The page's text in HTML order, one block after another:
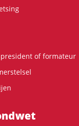
of formateur